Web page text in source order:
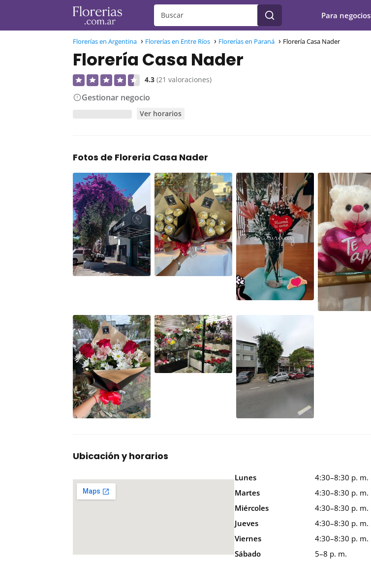
Para negocios
Florerías en Argentina Florerías en Entre Ríos Florerías en Paraná Florería Casa Nader
Florería Casa Nader
4.3 (21 valoraciones)
Gestionar negocio
Ver horarios
Fotos de Floreria Casa Nader
Ubicación y horarios
Lunes
4:30–8:30 p. m.
Martes
4:30–8:30 p. m.
Miércoles
4:30–8:30 p. m.
Jueves
4:30–8:30 p. m.
Viernes
4:30–8:30 p. m.
Sábado
5–8 p. m.